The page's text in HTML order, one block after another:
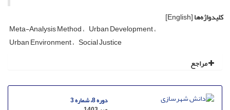
کلیدواژه‌ها[English]
Meta-Analysis Method Urban Development
Urban Environment Social Justice
مراجع
دوره 8، شماره 3